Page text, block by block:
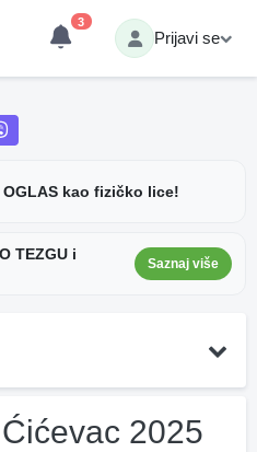
3
Prijavi se
OGLAS kao fizičko lice!
TEZGU i
Saznaj više
2025